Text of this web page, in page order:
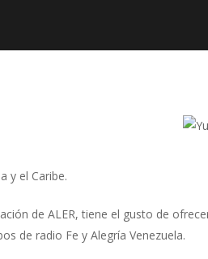
y el Caribe.
de ALER, tiene el gusto de
de radio Fe y Alegría Venezuela.